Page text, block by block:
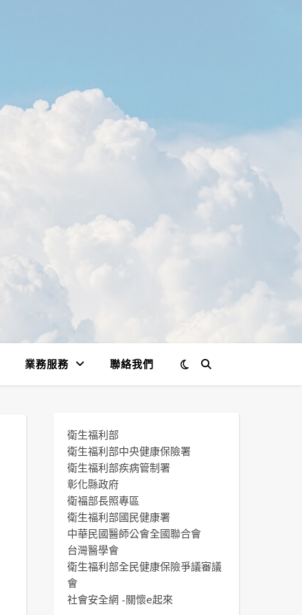
業務服務 聯絡我們
衛生福利部
衛生福利部中央健康保險署
衛生福利部疾病管制署
彰化縣政府
衛福部長照專區
衛生福利部國民健康署
中華民國醫師公會全國聯合會
台灣醫學會
衛生福利部全民健康保險爭議審議
會
社會安全網 -關懷e起來